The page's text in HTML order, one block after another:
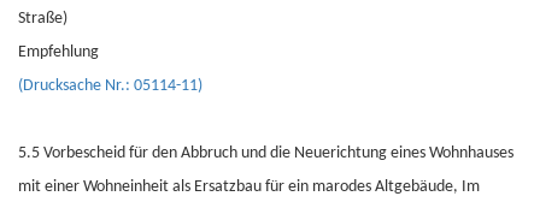
Straße)
Empfehlung
(Drucksache Nr.: 05114-11)
5.5 Vorbescheid für den Abbruch und die Neuerichtung eines Wohnhauses
mit einer Wohneinheit als Ersatzbau für ein marodes Altgebäude, Im